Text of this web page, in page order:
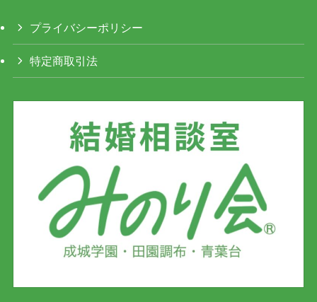
プライバシーポリシー
特定商取引法